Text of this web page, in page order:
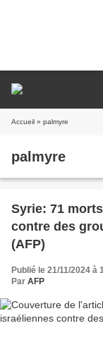
Accueil » palmyre
palmyre
Syrie: 71
contre des
(AFP)
Publié le 21/11/2024 à
Par AFP